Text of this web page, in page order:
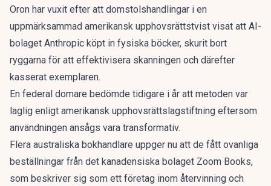
Oron har vuxit efter att domstolshandlingar i en
uppmärksammad amerikansk upphovsrättstvist visat att AI-
bolaget Anthropic köpt in fysiska böcker, skurit bort
ryggarna för att effektivisera skanningen och därefter
kasserat exemplaren.
En federal domare bedömde tidigare i år att metoden var
laglig enligt amerikansk upphovsrättslagstiftning eftersom
användningen ansågs vara transformativ.
Flera australiska bokhandlare uppger nu att de fått ovanliga
beställningar från det kanadensiska bolaget Zoom Books,
som beskriver sig som ett företag inom återvinning och